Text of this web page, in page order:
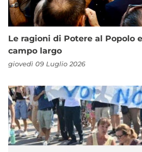
Le ragioni di Potere al Popolo
campo largo
giovedì 09 Luglio 2026